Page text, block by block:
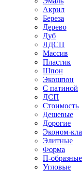
Акрил
Береза
Дерево
Дуб
ЛДСП
Массив
Пластик
Шпон
Экошпон
С патиной
ДСП
Стоимость
Дешевые
Дорогие
Эконом-
Элитные
Форма
П-образные
Угловые